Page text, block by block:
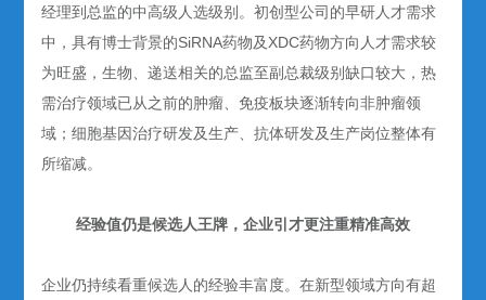
经理到总监的中高级人选级别。初创型公司的早研人才需求
中，具有博士背景的SiRNA药物及XDC药物方向人才需求较
为旺盛，生物、递送相关的总监至副总裁级别缺口较大，热
需治疗领域已从之前的肿瘤、免疫板块逐渐转向非肿瘤领
域；细胞基因治疗研发及生产、抗体研发及生产岗位整体有
所缩减。
经验值仍是候选人王牌，企业引才更注重精准高效
企业仍持续看重候选人的经验丰富度。在新型领域方向有超